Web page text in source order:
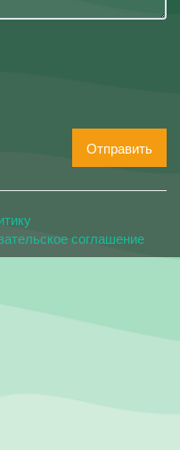
Отправить
соглашение